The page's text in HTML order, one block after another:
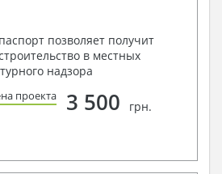
позволяет получит
в местных
надзора
проекта 3 500 грн.